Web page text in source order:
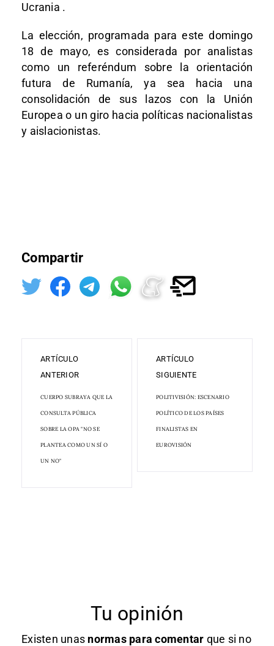
Ucrania .
La elección, programada para este domingo
18 de mayo, es considerada por analistas
como un referéndum sobre la orientación
futura de Rumanía, ya sea hacia una
consolidación de sus lazos con la Unión
Europea o un giro hacia políticas nacionalistas
y aislacionistas.
Compartir
ARTÍCULO
ANTERIOR
CUERPO SUBRAYA QUE LA
CONSULTA PÚBLICA
SOBRE LA OPA "NO SE
PLANTEA COMO UN SÍ O
UN NO"
ARTÍCULO
SIGUIENTE
POLITIVISIÓN: ESCENARIO
POLÍTICO DE LOS PAÍSES
FINALISTAS EN
EUROVISIÓN
Tu opinión
Existen unas normas para comentar que si no